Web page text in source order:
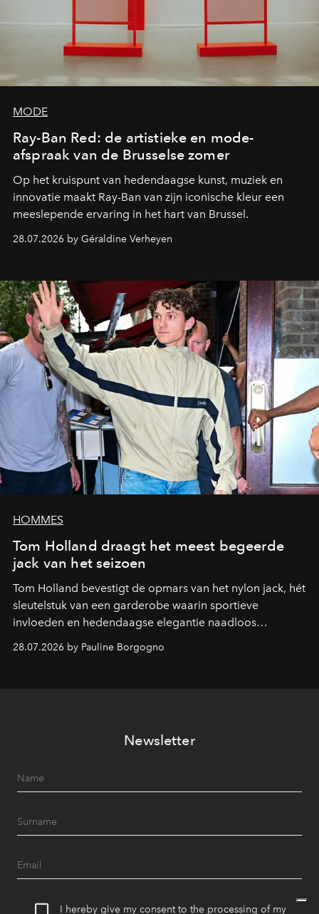
MODE
Ray-Ban Red: de artistieke en mode-
afspraak van de Brusselse zomer
Op het kruispunt van hedendaagse kunst, muziek en
innovatie maakt Ray-Ban van zijn iconische kleur een
meeslepende ervaring in het hart van Brussel.
28.07.2026 by Géraldine Verheyen
HOMMES
Tom Holland draagt het meest begeerde
jack van het seizoen
Tom Holland bevestigt de opmars van het nylon jack, hét
sleutelstuk van een garderobe waarin sportieve
invloeden en hedendaagse elegantie naadloos
28.07.2026 by Pauline Borgogno
Newsletter
I hereby give my consent to the processing of my